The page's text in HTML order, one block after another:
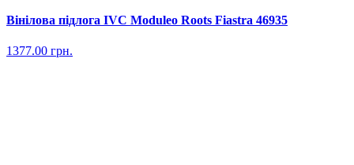
Вінілова підлога IVC Moduleo Roots Fiastra 46935
1377.00 грн.